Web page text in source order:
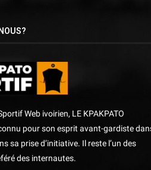
Web ivoirien, LE KPAKPATO
pour son esprit avant-gardiste
sa prise d’initiative. Il reste l’un des
des internautes.